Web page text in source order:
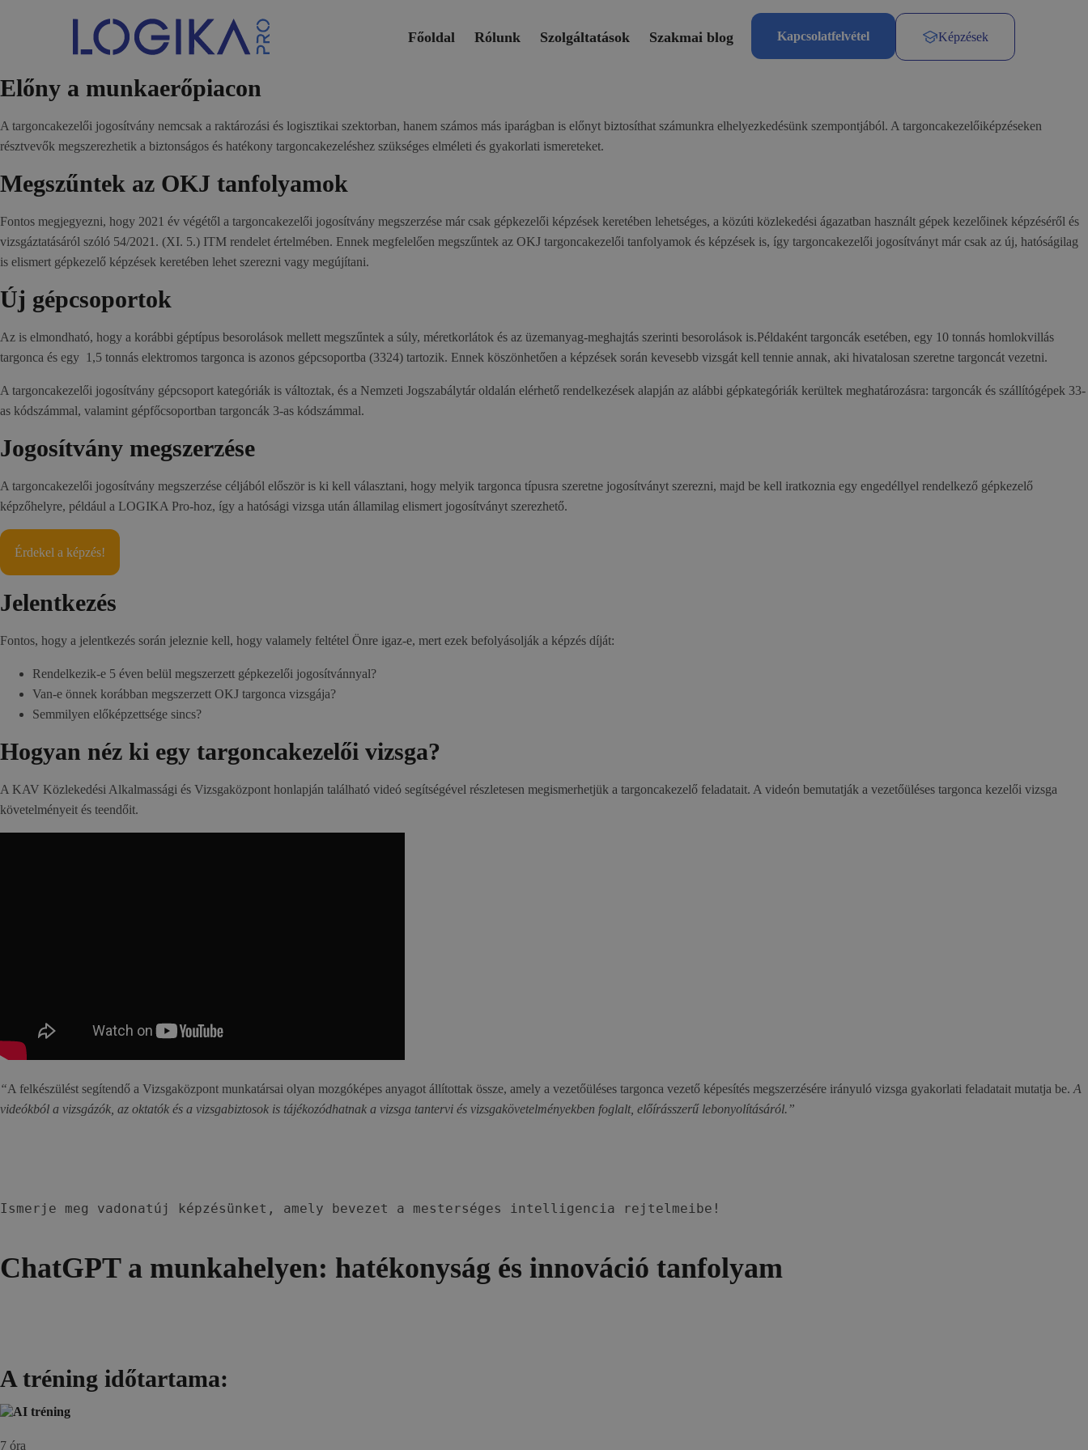
Főoldal Rólunk Szolgáltatások Szakmai blog Kapcsolatfelvétel Képzések
Előny a munkaerőpiacon
A targoncakezelői jogosítvány nemcsak a raktározási és logisztikai szektorban, hanem számos más iparágban is előnyt biztosíthat számunkra elhelyezkedésünk szempontjából. A targoncakezelőiképzéseken
résztvevők megszerezhetik a biztonságos és hatékony targoncakezeléshez szükséges elméleti és gyakorlati ismereteket.
Megszűntek az OKJ tanfolyamok
Fontos megjegyezni, hogy 2021 év végétől a targoncakezelői jogosítvány megszerzése már csak gépkezelői képzések keretében lehetséges, a közúti közlekedési ágazatban használt gépek kezelőinek képzéséről és
vizsgáztatásáról szóló 54/2021. (XI. 5.) ITM rendelet értelmében. Ennek megfelelően megszűntek az OKJ targoncakezelői tanfolyamok és képzések is, így targoncakezelői jogosítványt már csak az új, hatóságilag
is elismert gépkezelő képzések keretében lehet szerezni vagy megújítani.
Új gépcsoportok
Az is elmondható, hogy a korábbi géptípus besorolások mellett megszűntek a súly, méretkorlátok és az üzemanyag-meghajtás szerinti besorolások is.Példaként targoncák esetében, egy 10 tonnás homlokvillás
targonca és egy 1,5 tonnás elektromos targonca is azonos gépcsoportba (3324) tartozik. Ennek köszönhetően a képzések során kevesebb vizsgát kell tennie annak, aki hivatalosan szeretne targoncát vezetni.
A targoncakezelői jogosítvány gépcsoport kategóriák is változtak, és a Nemzeti Jogszabálytár oldalán elérhető rendelkezések alapján az alábbi gépkategóriák kerültek meghatározásra: targoncák és szállítógépek 33-
as kódszámmal, valamint gépfőcsoportban targoncák 3-as kódszámmal.
Jogosítvány megszerzése
A targoncakezelői jogosítvány megszerzése céljából először is ki kell választani, hogy melyik targonca típusra szeretne jogosítványt szerezni, majd be kell iratkoznia egy engedéllyel rendelkező gépkezelő
képzőhelyre, például a LOGIKA Pro-hoz, így a hatósági vizsga után államilag elismert jogosítványt szerezhető.
Érdekel a képzés!
Jelentkezés
Fontos, hogy a jelentkezés során jeleznie kell, hogy valamely feltétel Önre igaz-e, mert ezek befolyásolják a képzés díját:
Rendelkezik-e 5 éven belül megszerzett gépkezelői jogosítvánnyal?
Van-e önnek korábban megszerzett OKJ targonca vizsgája?
Semmilyen előképzettsége sincs?
Hogyan néz ki egy targoncakezelői vizsga?
A KAV Közlekedési Alkalmassági és Vizsgaközpont honlapján található videó segítségével részletesen megismerhetjük a targoncakezelő feladatait. A videón bemutatják a vezetőüléses targonca kezelői vizsga
követelményeit és teendőit.
“A felkészülést segítendő a Vizsgaközpont munkatársai olyan mozgóképes anyagot állítottak össze, amely a vezetőüléses targonca vezető képesítés megszerzésére irányuló vizsga gyakorlati feladatait mutatja be. A
videókból a vizsgázók, az oktatók és a vizsgabiztosok is tájékozódhatnak a vizsga tantervi és vizsgakövetelményekben foglalt, előírásszerű lebonyolításáról.”
Ismerje meg vadonatúj képzésünket, amely bevezet a mesterséges intelligencia rejtelmeibe!
ChatGPT a munkahelyen: hatékonyság és innováció tanfolyam
A tréning időtartama:
7 óra